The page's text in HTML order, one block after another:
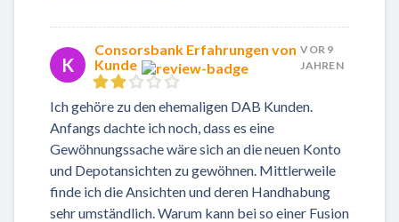
K
Consorsbank Erfahrungen von
Kunde
VOR 9
JAHREN
Ich gehöre zu den ehemaligen DAB Kunden.
Anfangs dachte ich noch, dass es eine
Gewöhnungssache wäre sich an die neuen Konto
und Depotansichten zu gewöhnen. Mittlerweile
finde ich die Ansichten und deren Handhabung
sehr umständlich. Warum kann bei so einer Fusion